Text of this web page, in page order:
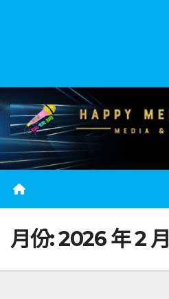
月份:2026 年 2 月